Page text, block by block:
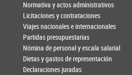
Normativa y actos administrativos
Licitaciones y contrataciones
Viajes nacionales e internacionales
Partidas presupuestarias
Nómina de personal y escala salarial
Dietas y gastos de representación
Declaraciones juradas